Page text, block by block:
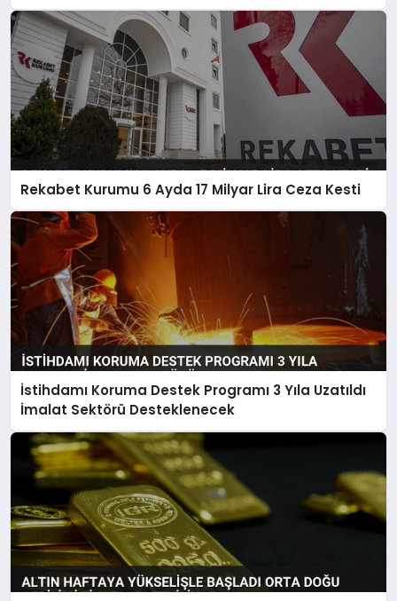
Rekabet Kurumu 6 Ayda 17 Milyar Lira Ceza Kesti
İstihdamı Koruma Destek Programı 3 Yıla Uzatıldı
İmalat Sektörü Desteklenecek